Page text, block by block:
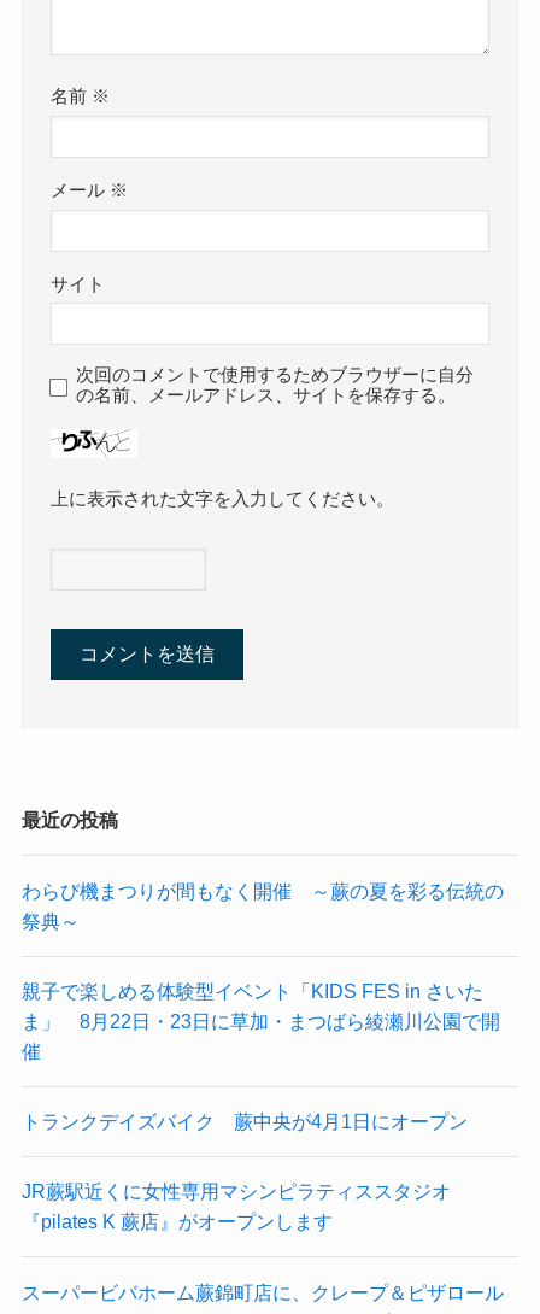
名前 ※
メール ※
サイト
次回のコメントで使用するためブラウザーに自分
の名前、メールアドレス、サイトを保存する。
上に表示された文字を入力してください。
最近の投稿
わらび機まつりが間もなく開催 ～蕨の夏を彩る伝統の
祭典～
親子で楽しめる体験型イベント「KIDS FES in さいた
ま」 8月22日・23日に草加・まつばら綾瀬川公園で開
催
トランクデイズバイク 蕨中央が4月1日にオープン
JR蕨駅近くに女性専用マシンピラティススタジオ
『pilates K 蕨店』がオープンします
スーパービバホーム蕨錦町店に、クレープ＆ピザロール